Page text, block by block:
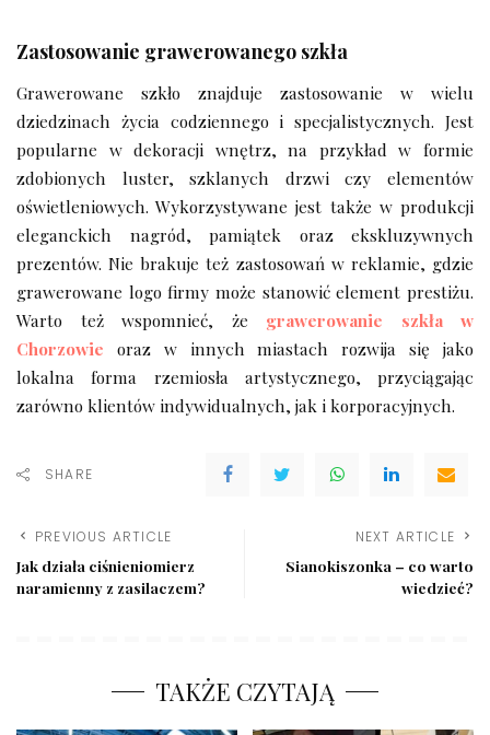
Zastosowanie grawerowanego szkła
Grawerowane szkło znajduje zastosowanie w wielu
dziedzinach życia codziennego i specjalistycznych. Jest
popularne w dekoracji wnętrz, na przykład w formie
zdobionych luster, szklanych drzwi czy elementów
oświetleniowych. Wykorzystywane jest także w produkcji
eleganckich nagród, pamiątek oraz ekskluzywnych
prezentów. Nie brakuje też zastosowań w reklamie, gdzie
grawerowane logo firmy może stanowić element prestiżu.
Warto też wspomnieć, że grawerowanie szkła w
Chorzowie oraz w innych miastach rozwija się jako
lokalna forma rzemiosła artystycznego, przyciągając
zarówno klientów indywidualnych, jak i korporacyjnych.
SHARE
PREVIOUS ARTICLE
Jak działa ciśnieniomierz
naramienny z zasilaczem?
NEXT ARTICLE
Sianokiszonka – co warto
wiedzieć?
TAKŻE CZYTAJĄ